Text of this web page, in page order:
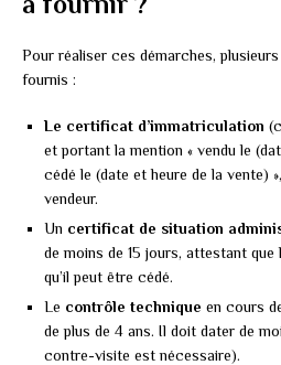
Pour réaliser ces démarches,
fournis :
Le certificat d’immatriculation
et portant la mention « vendu le
cédé le (date et heure de la vente)
vendeur.
Un certificat de situation
de moins de 15 jours, attestant que
qu’il peut être cédé.
Le contrôle technique en cours
de plus de 4 ans. Il doit dater de
contre-visite est nécessaire).